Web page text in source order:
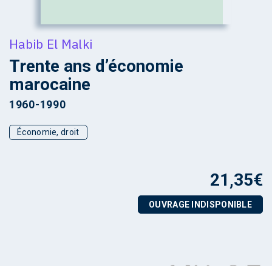
Habib El Malki
Trente ans d’économie
marocaine
1960-1990
Économie, droit
21,35€
OUVRAGE INDISPONIBLE